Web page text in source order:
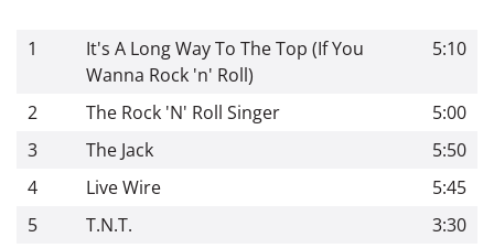
1
It's A Long Way To The Top (If You
Wanna Rock 'n' Roll)
5:10
2 The Rock 'N' Roll Singer
5:00
3
The Jack
5:50
4
Live Wire
5:45
5
T.N.T.
3:30